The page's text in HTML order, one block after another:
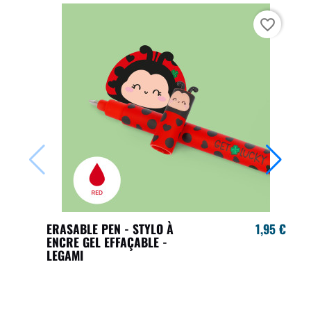
ERASABLE PEN - STYLO À
ENCRE GEL EFFAÇABLE -
LEGAMI
1,95 €
favorite_border